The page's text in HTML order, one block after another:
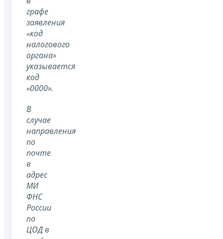
графе
заявления
«код
налогового
органа»
указывается
код
«0000».
В
случае
направления
по
почте
в
адрес
МИ
ФНС
России
по
ЦОД в